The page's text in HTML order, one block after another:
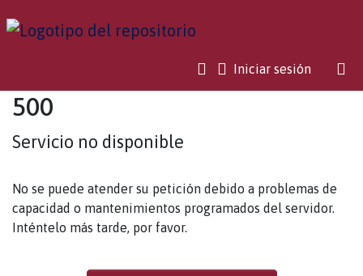
Iniciar sesión(current)
500
Servicio no disponible
No se puede atender su petición debido a problemas de
capacidad o mantenimientos programados del servidor.
Inténtelo más tarde, por favor.